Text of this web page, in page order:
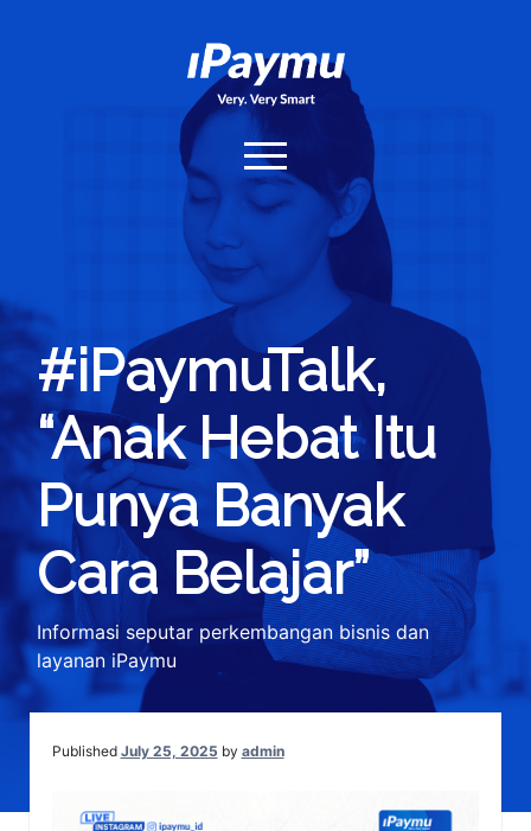
iPaymu.com
open
menu
Home
Hubungi Kami
Login
#iPaymuTalk,
“Anak Hebat Itu
Punya Banyak
Cara Belajar”
Informasi seputar perkembangan bisnis dan
layanan iPaymu
Published July 25, 2025 by admin